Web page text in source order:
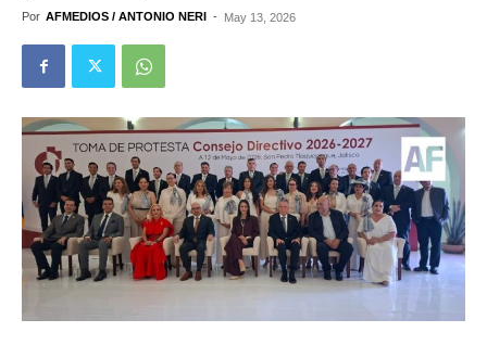
Por AFMEDIOS / ANTONIO NERI - May 13, 2026